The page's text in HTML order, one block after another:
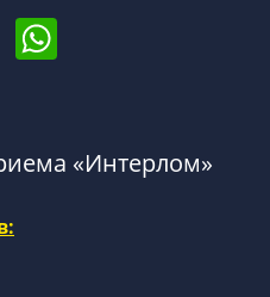
«Интерлом»